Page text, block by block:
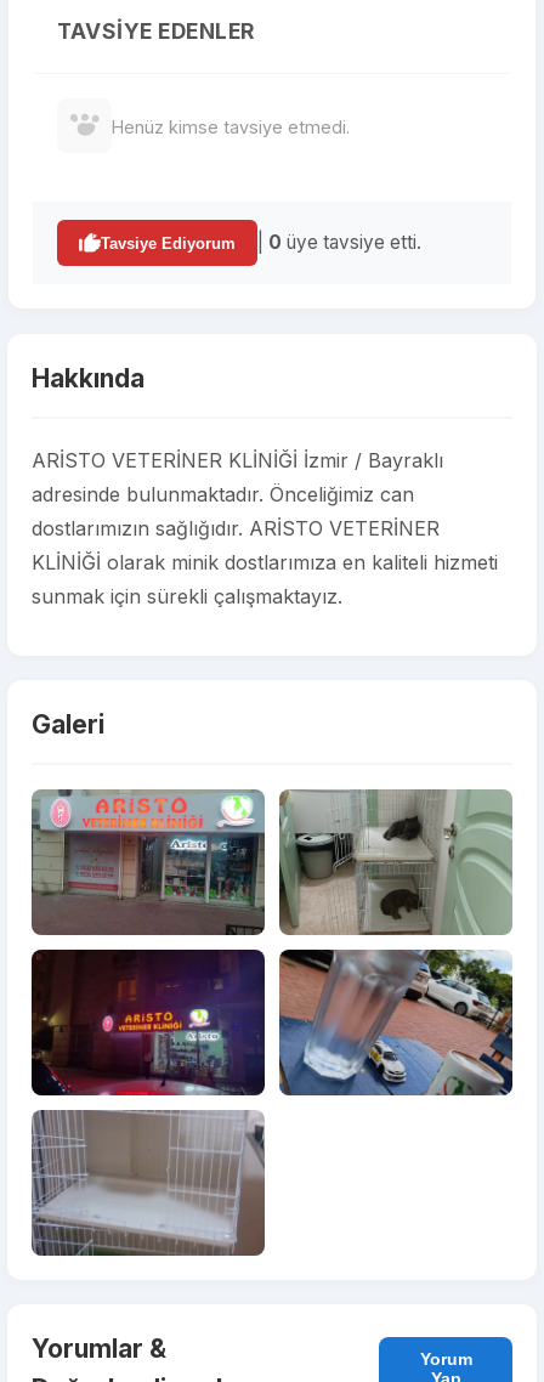
TAVSIYE EDENLER
Henüz kimse tavsiye etmedi.
Tavsiye Ediyorum 0 üye tavsiye etti.
Hakkında
ARİSTO VETERİNER KLİNİĞİ İzmir / Bayraklı
adresinde bulunmaktadır. Önceliğimiz can
dostlarımızın sağlığıdır. ARİSTO VETERİNER
KLİNİĞİ olarak minik dostlarımıza en kaliteli hizmeti
sunmak için sürekli çalışmaktayız.
Galeri
Yorumlar &
Yorum